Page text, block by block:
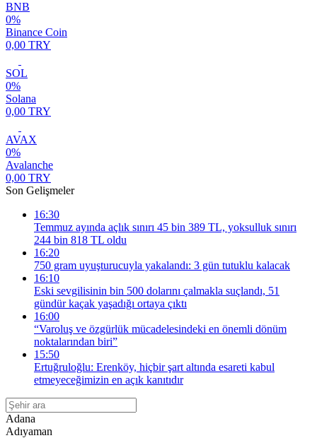
BNB
0%
Binance Coin
0,00 TRY
SOL
0%
Solana
0,00 TRY
AVAX
0%
Avalanche
0,00 TRY
Son Gelişmeler
16:30
Temmuz ayında açlık sınırı 45 bin 389 TL, yoksulluk sınırı
244 bin 818 TL oldu
16:20
750 gram uyuşturucuyla yakalandı: 3 gün tutuklu kalacak
16:10
Eski sevgilisinin bin 500 dolarını çalmakla suçlandı, 51
gündür kaçak yaşadığı ortaya çıktı
16:00
“Varoluş ve özgürlük mücadelesindeki en önemli dönüm
noktalarından biri”
15:50
Ertuğruloğlu: Erenköy, hiçbir şart altında esareti kabul
etmeyeceğimizin en açık kanıtıdır
Adana
Adıyaman